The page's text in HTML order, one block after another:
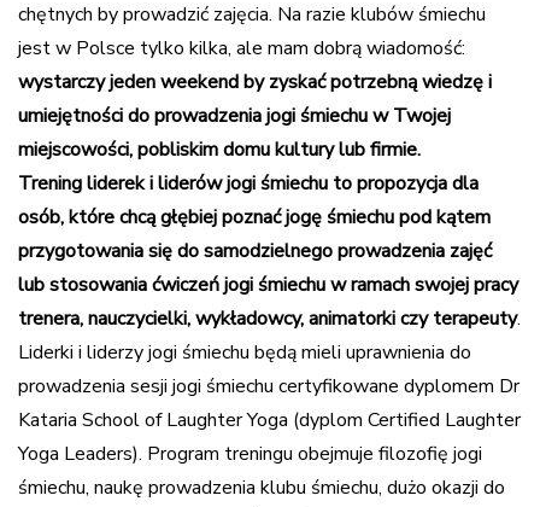
chętnych by prowadzić zajęcia. Na razie klubów śmiechu
jest w Polsce tylko kilka, ale mam dobrą wiadomość:
wystarczy jeden weekend by zyskać potrzebną wiedzę i
umiejętności do prowadzenia jogi śmiechu w Twojej
miejscowości, pobliskim domu kultury lub firmie.
Trening liderek i liderów jogi śmiechu to propozycja dla
osób, które chcą głębiej poznać jogę śmiechu pod kątem
przygotowania się dosamodzielnego prowadzenia zajęć
lubstosowania ćwiczeń jogi śmiechu w ramach swojej pracy
trenera, nauczycielki, wykładowcy, animatorki czy terapeuty.
Liderki i liderzy jogi śmiechu będą mieli uprawnienia do
prowadzenia sesji jogi śmiechu certyfikowane dyplomem Dr
Kataria School of Laughter Yoga (dyplom Certified Laughter
Yoga Leaders). Program treningu obejmuje filozofię jogi
śmiechu, naukę prowadzenia klubu śmiechu, dużo okazji do